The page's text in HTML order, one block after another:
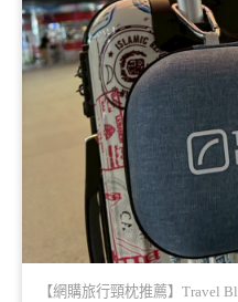
【網購旅行頸枕推薦】Travel